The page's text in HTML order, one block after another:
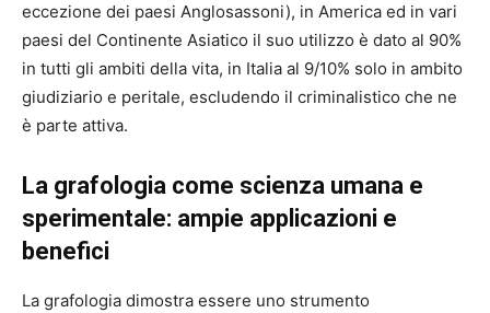
eccezione dei paesi Anglosassoni), in America ed in vari
paesi del Continente Asiatico il suo utilizzo è dato al 90%
in tutti gli ambiti della vita, in Italia al 9/10% solo in ambito
giudiziario e peritale, escludendo il criminalistico che ne
è parte attiva.
La grafologia come scienza umana e
sperimentale: ampie applicazioni e
benefici
La grafologia dimostra essere uno strumento